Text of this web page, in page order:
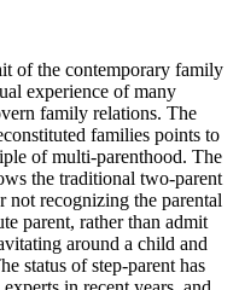
of the contemporary family
experience of many
family relations. The
families points to
of multi-parenthood. The
the traditional two-parent
not recognizing the parental
parent, rather than admit
around a child and
status of step-parent has